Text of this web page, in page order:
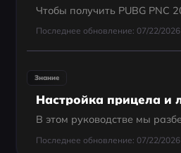
Последнее обновление: 07/22/2026
Знание
Последнее обновление: 07/22/2026